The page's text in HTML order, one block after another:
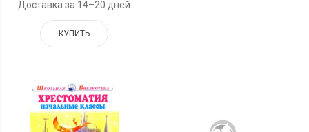
Доставка за 14–20 дней
КУПИТЬ